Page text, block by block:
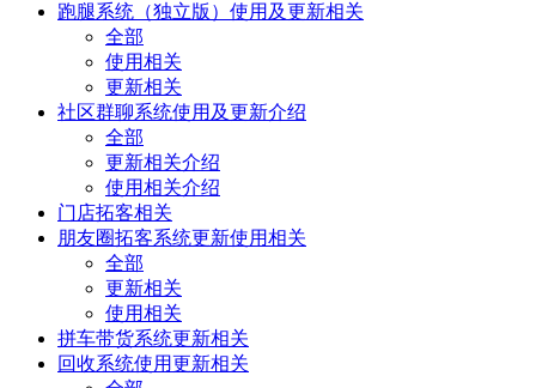
跑腿系统（独立版）使用及更新相关
全部
使用相关
更新相关
社区群聊系统使用及更新介绍
全部
更新相关介绍
使用相关介绍
门店拓客相关
朋友圈拓客系统更新使用相关
全部
更新相关
使用相关
拼车带货系统更新相关
回收系统使用更新相关